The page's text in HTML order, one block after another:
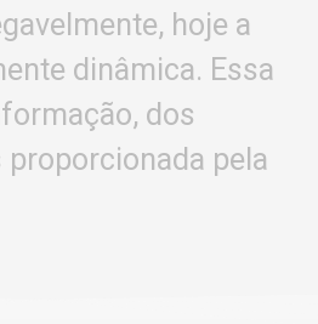
hoje a
dinâmica. Essa
dos
pela